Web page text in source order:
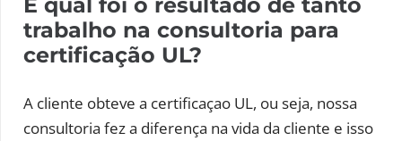
trabalho na consultoria para
certificação UL?
A cliente obteve a certificaçao UL, ou seja, nossa
consultoria fez a diferença na vida da cliente e isso